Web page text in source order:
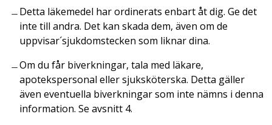
Detta läkemedel har ordinerats enbart åt dig. Ge det
inte till andra. Det kan skada dem, även om de
uppvisar´sjukdomstecken som liknar dina.
Om du får biverkningar, tala med läkare,
apotekspersonal eller sjuksköterska. Detta gäller
även eventuella biverkningar som inte nämns i denna
information. Se avsnitt 4.